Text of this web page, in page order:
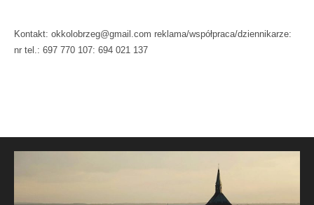
Kontakt: okkolobrzeg@gmail.com reklama/współpraca/dziennikarze:
nr tel.: 697 770 107: 694 021 137